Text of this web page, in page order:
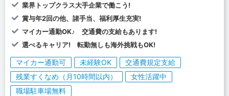
業界トップクラス大手企業で働こう!
賞与年2回の他、諸手当、福利厚生充実!
マイカー通勤OK♪ 交通費の支給もあります!
選べるキャリア! 転勤無しも海外挑戦もOK!
マイカー通勤可 未経験OK
交通費規定支給
残業すくなめ（月10時間以内）
女性活躍中
職場駐車場無料